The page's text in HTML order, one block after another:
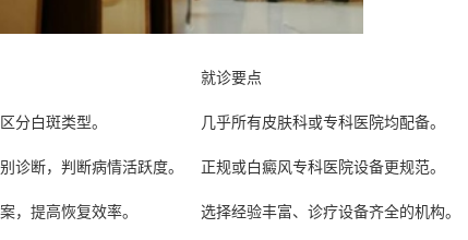
就诊要点
分白斑类型。 几乎所有皮肤科或专科医院均配备。
诊断，判断病情活跃度。 正规或白癜风专科医院设备更规范。
，提高恢复效率。 选择经验丰富、诊疗设备齐全的机构。